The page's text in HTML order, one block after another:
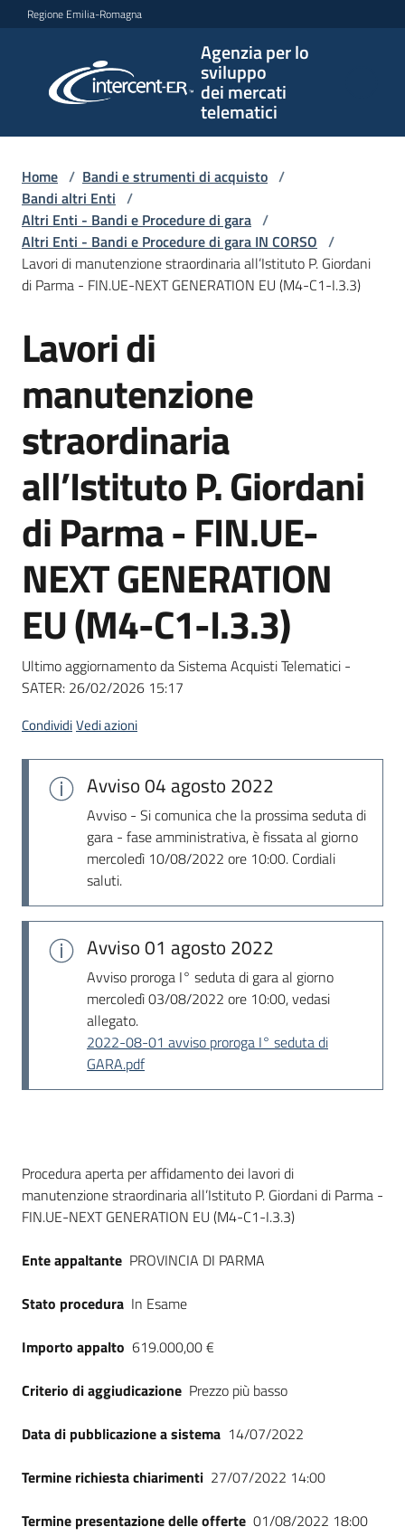
Vai al contenuto
Vai alla navigazione
Vai al footer
Regione Emilia-Romagna
Agenzia per lo
sviluppo
dei mercati
telematici
per lo
sviluppo
telematici
L'Agenzia
Bandi
e
di
Supporto
Piattaforme
telematiche
English
Home / Bandi e strumenti di acquisto /
Bandi altri Enti /
Altri Enti - Bandi e Procedure di gara /
Altri Enti - Bandi e Procedure di gara IN CORSO /
Lavori di manutenzione straordinaria all’Istituto P. Giordani
di Parma - FIN.UE-NEXT GENERATION EU (M4-C1-I.3.3)
Salta al contenuto
Lavori di
manutenzione
straordinaria
all’Istituto P. Giordani
di Parma - FIN.UE-
NEXT GENERATION
EU (M4-C1-I.3.3)
Ultimo aggiornamento da Sistema Acquisti Telematici -
SATER: 26/02/2026 15:17
CondividiVedi azioni
Avviso04 agosto 2022
Avviso - Si comunica che la prossima seduta di
gara - fase amministrativa, è fissata al giorno
mercoledì 10/08/2022 ore 10:00. Cordiali
saluti.
Avviso01 agosto 2022
Avviso proroga I° seduta di gara al giorno
mercoledì 03/08/2022 ore 10:00, vedasi
allegato.
2022-08-01 avviso proroga I° seduta di
GARA.pdf
Dati del bando
Procedura aperta per affidamento dei lavori di
manutenzione straordinaria all’Istituto P. Giordani di Parma -
FIN.UE-NEXT GENERATION EU (M4-C1-I.3.3)
Ente appaltante PROVINCIA DI PARMA
Stato procedura In Esame
Importo appalto 619.000,00 €
Criterio di aggiudicazione Prezzo più basso
Data di pubblicazione a sistema 14/07/2022
Termine richiesta chiarimenti 27/07/2022 14:00
Termine presentazione delle offerte 01/08/2022 18:00